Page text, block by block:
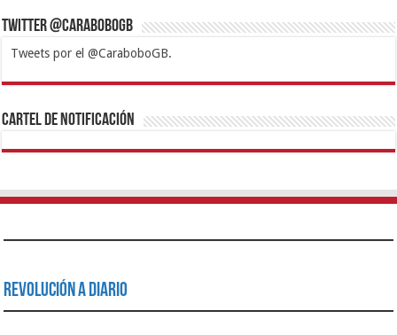
Twitter @CaraboboGB
Tweets por el @CaraboboGB.
1xbetBetturkeyBetistKralbetSupertotobetTipobetMatadorbetMariobet
https://mvbcasino.com/
Cartel de Notificación
Revolución a Diario